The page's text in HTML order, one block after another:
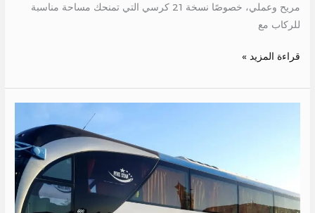
مريح وعملي، خصوصًا نسخة 21 كرسي التي تمنحك مساحة مناسبة
للركاب مع
قراءة المزيد »